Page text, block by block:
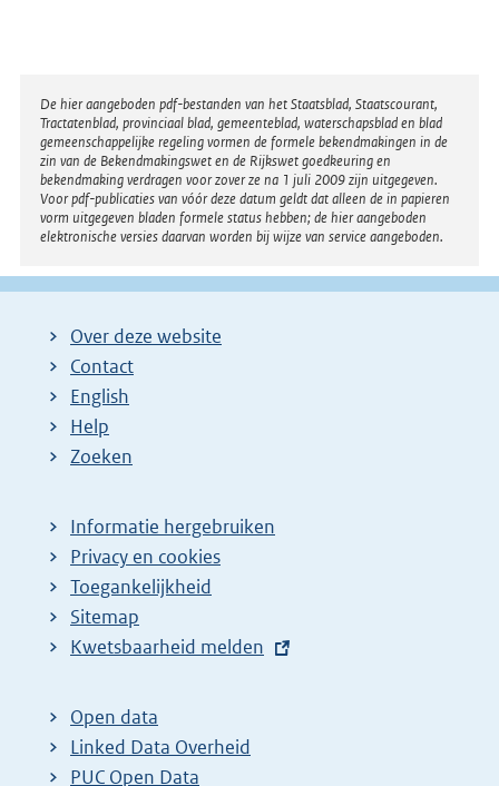
Disclaimer
De hier aangeboden pdf-bestanden van het Staatsblad, Staatscourant,
Tractatenblad, provinciaal blad, gemeenteblad, waterschapsblad en blad
gemeenschappelijke regeling vormen de formele bekendmakingen in de
zin van de Bekendmakingswet en de Rijkswet goedkeuring en
bekendmaking verdragen voor zover ze na 1 juli 2009 zijn uitgegeven.
Voor pdf-publicaties van vóór deze datum geldt dat alleen de in papieren
vorm uitgegeven bladen formele status hebben; de hier aangeboden
elektronische versies daarvan worden bij wijze van service aangeboden.
Over deze website
Contact
English
Help
Zoeken
Informatie hergebruiken
Privacy en cookies
Toegankelijkheid
Sitemap
E
t
e
r
Kwetsbaarheid melden
Open data
Linked Data Overheid
PUC Open Data